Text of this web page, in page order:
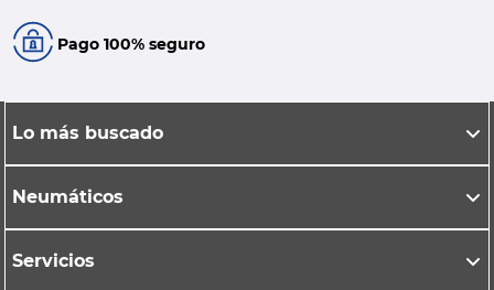
Pago 100% seguro
Lo más buscado
Neumáticos
Servicios